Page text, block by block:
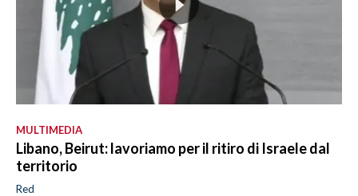
MULTIMEDIA
Libano, Beirut: lavoriamo per il ritiro di Israele dal
territorio
Red